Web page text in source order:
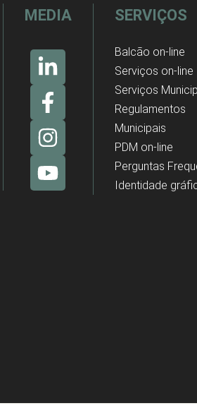
MEDIA SERVIÇOS
Balcão on-line
Serviços on-line
Serviços
Regulamentos
Municipais
PDM on-line
Perguntas
Identidade